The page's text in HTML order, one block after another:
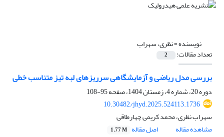
نویسنده =نظری، سهراب
تعداد مقالات: 2
بررسی مدل ریاضی و آزمایشگاهی سرریزهای لبه تیز متناسب خطی
دوره 20، شماره 4، زمستان 1404، صفحه
95-108
10.30482/jhyd.2025.524113.1736
سهراب نظری، محمد کریمی چهارطاقی
مشاهده مقاله
اصل مقاله 1.77 M